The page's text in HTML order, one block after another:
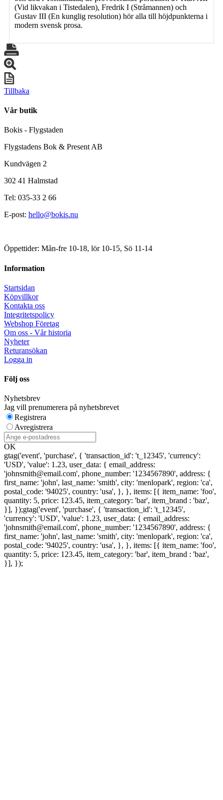
(Vid likvakan i Tistedalen), Fredrik I (Stråmannen) och
Gustav III (En kunglig resolution) hör alla till höjdpunkterna i
modern svensk prosa.
Tillbaka
Vår butik
Bokis - Flygstaden
Flygstadens Bok & Present AB
Kundvägen 2
302 41 Halmstad
Tel: 035-33 2 66
E-post: hello@bokis.nu
Öppettider: Mån-fre 10-18, lör 10-15, Sö 11-14
Information
Startsidan
Köpvillkor
Kontakta oss
Integritetspolicy
Webshop Företag
Om oss - Vår historia
Nyheter
Returansökan
Logga in
Följ oss
Nyhetsbrev
Jag vill prenumerera på nyhetsbrevet
Registrera
Avregistrera
OK
gtag('event', 'purchase', { 'transaction_id': 't_12345', 'currency':
'USD', 'value': 1.23, user_data: { email_address:
'johnsmith@email.com', phone_number: '1234567890', address: {
first_name: 'john', last_name: 'smith', city: 'menlopark', region: 'ca',
postal_code: '94025', country: 'usa', }, }, items: [{ item_name: 'foo',
quantity: 5, price: 123.45, item_category: 'bar', item_brand : 'baz',
}], });gtag('event', 'purchase', { 'transaction_id': 't_12345',
'currency': 'USD', 'value': 1.23, user_data: { email_address:
'johnsmith@email.com', phone_number: '1234567890', address: {
first_name: 'john', last_name: 'smith', city: 'menlopark', region: 'ca',
postal_code: '94025', country: 'usa', }, }, items: [{ item_name: 'foo',
quantity: 5, price: 123.45, item_category: 'bar', item_brand : 'baz',
}], });